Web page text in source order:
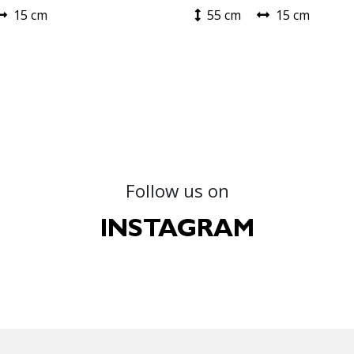
15 cm 55 cm 15 cm
Follow us on
INSTAGRAM